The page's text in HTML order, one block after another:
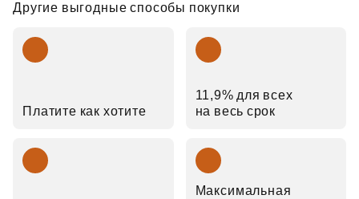
Другие выгодные способы покупки
Платите как хотите
11,9% для всех
на весь срок
Максимальная